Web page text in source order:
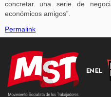
concretar una serie de
económicos amigos”.
Permalink